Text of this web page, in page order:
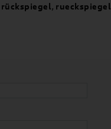
rückspiegel, rueckspiegel